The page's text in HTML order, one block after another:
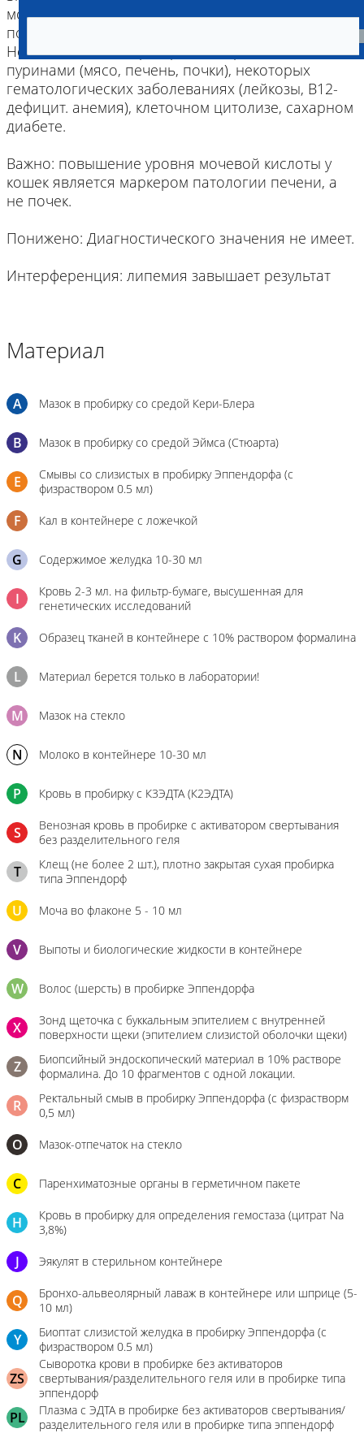
мочевой кислоты из организма (заболевания
почек, мочекаменная болезнь, ацидоз, токсикоз).
Незначительно – при приеме корма богатого
пуринами (мясо, печень, почки), некоторых
гематологических заболеваниях (лейкозы, В12-
дефицит. анемия), клеточном цитолизе, сахарном
диабете.
Важно: повышение уровня мочевой кислоты у
кошек является маркером патологии печени, а
не почек.
Понижено: Диагностического значения не имеет.
Интерференция: липемия завышает результат
Материал
A Мазок в пробирку со средой Кери-Блера
B Мазок в пробирку со средой Эймса (Стюарта)
E
Смывы со слизистых в пробирку Эппендорфа (с
физраствором 0.5 мл)
F Кал в контейнере с ложечкой
G Содержимое желудка 10-30 мл
I
Кровь 2-3 мл. на фильтр-бумаге, высушенная для
генетических исследований
K Образец тканей в контейнере с 10% раствором формалина
L Материал берется только в лаборатории!
M Мазок на стекло
N Молоко в контейнере 10-30 мл
P Кровь в пробирку с К3ЭДТА (К2ЭДТА)
S
Венозная кровь в пробирке с активатором свертывания
без разделительного геля
T
Клещ (не более 2 шт.), плотно закрытая сухая пробирка
типа Эппендорф
U Моча во флаконе 5 - 10 мл
V Выпоты и биологические жидкости в контейнере
W Волос (шерсть) в пробирке Эппендорфа
X
Зонд щеточка с буккальным эпителием с внутренней
поверхности щеки (эпителием слизистой оболочки щеки)
Z
Биопсийный эндоскопический материал в 10% растворе
формалина. До 10 фрагментов с одной локации.
R
Ректальный смыв в пробирку Эппендорфа (с физрастворм
0,5 мл)
О Мазок-отпечаток на стекло
C Паренхиматозные органы в герметичном пакете
H
Кровь в пробирку для определения гемостаза (цитрат Na
3,8%)
J Эякулят в стерильном контейнере
Q
Бронхо-альвеолярный лаваж в контейнере или шприце (5-
10 мл)
Y
Биоптат слизистой желудка в пробирку Эппендорфа (с
физраствором 0.5 мл)
ZS
Сыворотка крови в пробирке без активаторов
свертывания/разделительного геля или в пробирке типа
эппендорф
PL
Плазма с ЭДТА в пробирке без активаторов свертывания/
разделительного геля или в пробирке типа эппендорф